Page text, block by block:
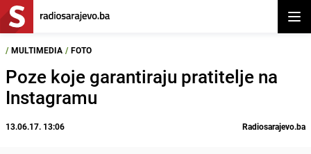
/ MULTIMEDIA / FOTO
Poze koje garantiraju pratitelje na
Instagramu
13.06.17. 13:06 Radiosarajevo.ba